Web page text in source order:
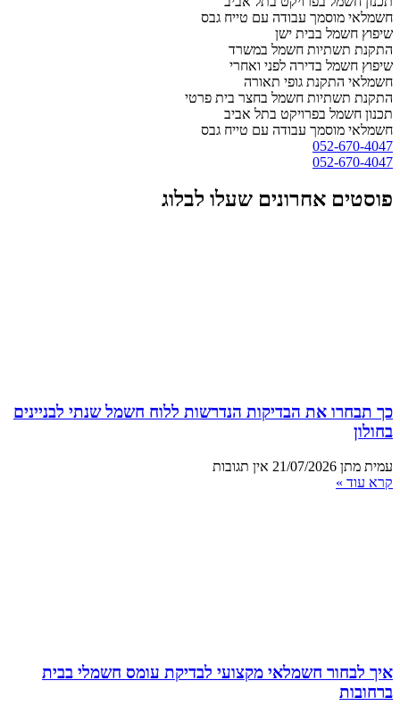
חשמלאי מוסמך עבודה עם טייח גבס
שיפוץ חשמל בבית ישן
התקנת תשתיות חשמל במשרד
שיפוץ חשמל בדירה לפני ואחרי
חשמלאי התקנת גופי תאורה
התקנת תשתיות חשמל בחצר בית פרטי
תכנון חשמל בפרויקט בתל אביב
חשמלאי מוסמך עבודה עם טייח גבס
052-670-4047
052-670-4047
פוסטים אחרונים שעלו לבלוג
כך תבחרו את הבדיקות הנדרשות ללוח חשמל שנתי לבניינים
בחולון
עמית מתן 21/07/2026 אין תגובות
קרא עוד »
איך לבחור חשמלאי מקצועי לבדיקת עומס חשמלי בבית
ברחובות